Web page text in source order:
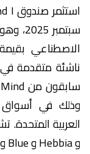
ناشئة متقدمة
وذلك في أسواق
و Hebbia و Blue و Crunched.